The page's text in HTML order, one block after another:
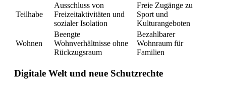
Teilhabe
Ausschluss von
Freizeitaktivitäten und
sozialer Isolation
Freie Zugänge zu
Sport und
Kulturangeboten
Wohnen
Beengte
Wohnverhältnisse ohne
Rückzugsraum
Bezahlbarer
Wohnraum für
Familien
Digitale Welt und neue Schutzrechte